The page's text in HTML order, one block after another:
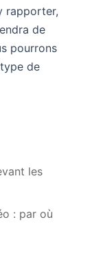
rapporter,
de
pourrons
de
les
: par où